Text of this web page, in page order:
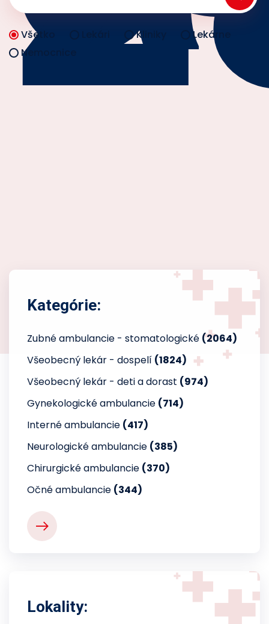
Všetko Kliniky
Lekárne
Nemocnice
Kategórie:
Zubné ambulancie - stomatologické (2064)
Všeobecný lekár - dospelí (1824)
Všeobecný lekár - deti a dorast (974)
Gynekologické ambulancie (714)
Interné ambulancie (417)
Neurologické ambulancie (385)
Chirurgické ambulancie (370)
Očné ambulancie (344)
Lokality: